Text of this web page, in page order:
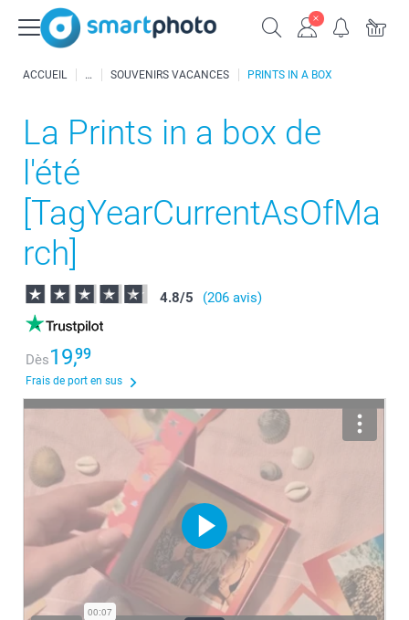
ACCUEIL SOUVENIRS VACANCES PRINTS IN A BOX
La Prints in a box de
l'été
[TagYearCurrentAsOfMa
rch]
4.8/5 (206 avis)
Dès19,99
Frais de port en sus